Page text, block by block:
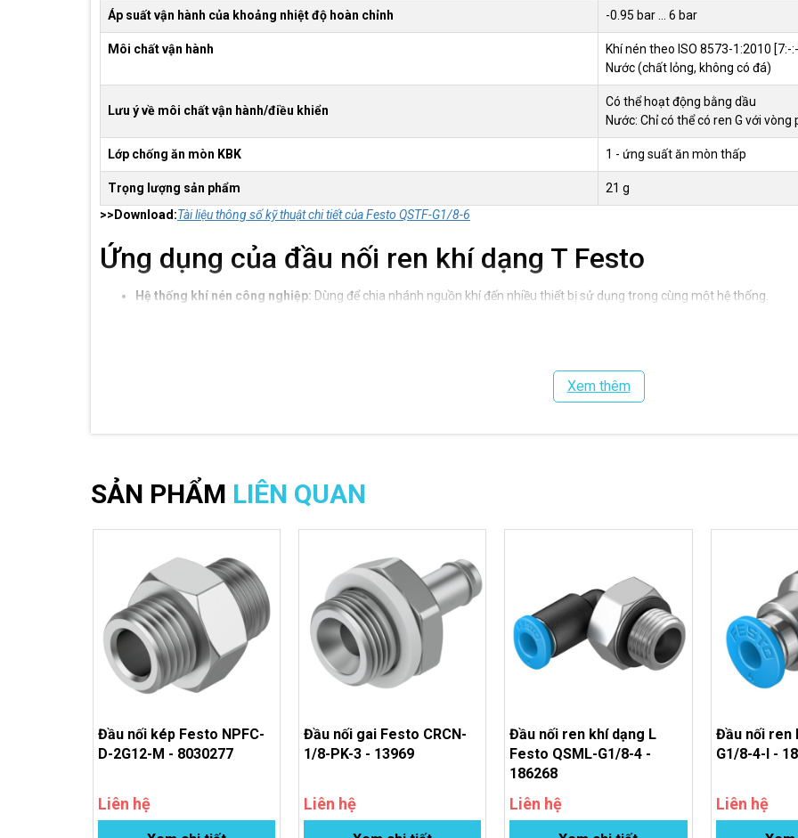
Áp suất vận hành của khoảng nhiệt độ hoàn chỉnh -0.95 bar ... 6 bar
Môi chất vận hành
Khí nén theo ISO 8573-1:2010 [7:-
Nước (chất lỏng, không có đá)
Lưu ý về môi chất vận hành/điều khiển
Có thể hoạt động bằng dầu
Nước: Chỉ có thể có ren G với
Lớp chống ăn mòn KBK 1 - ứng suất ăn mòn thấp
Trọng lượng sản phẩm
21 g
>>Download:Tài liệu thông số kỹ thuật chi tiết của Festo QSTF-G1/8-6
Ứng dụng của đầu nối ren khí dạng T Festo
Hệ thống khí nén công nghiệp: Dùng để chia nhánh nguồn khí đến nhiều thiết bị sử dụng trong cùng một hệ thống.
Có thể sử dụng trong các ứng dụng chân không nhờ khả năng làm việc đến -0.95 bar.
Địa chỉ mua đầu nối Festo QSTF-G1/8-6 giá tốt
Liên hệ ngay với Vũ Nguyên để nhận báo giá mới nhất cho đầu nối Festo QSTF-G1/8-6 cùng các dòng đầu nối, ống khí và phụ
Hotline: 028 3553 4567
Email: sales@vunguyenjsc.com
Xem thêm
SẢN PHẨM LIÊN QUAN
Đầu nối kép Festo NPFC-
D-2G12-M - 8030277
Liên hệ
Đầu nối gai Festo CRCN-
1/8-PK-3 - 13969
Liên hệ
Đầu nối ren khí dạng L
Festo QSML-G1/8-4 -
186268
Liên hệ
Đầu nối ren
G1/8-4-I -
Liên hệ